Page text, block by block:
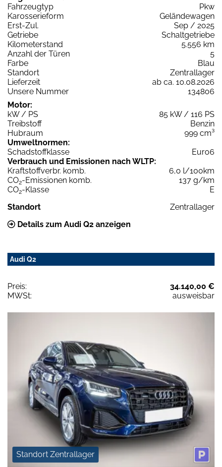
Fahrzeugtyp
Pkw
Karosserieform
Geländewagen
Erst-Zul.
Sep / 2025
Getriebe
Schaltgetriebe
Kilometerstand
5.556 km
Anzahl der Türen
5
Farbe
Blau
Standort
Zentrallager
Lieferzeit
ab ca. 10.08.2026
Unsere Nummer
134806
Motor:
kW / PS
85 kW / 116 PS
Treibstoff
Benzin
Hubraum
999 cm³
Umweltnormen:
Schadstoffklasse
Euro6
Verbrauch und Emissionen nach WLTP:
Kraftstoffverbr. komb.
6,0 l/100km
CO2-Emissionen komb.
137 g/km
CO2-Klasse
E
Standort
Zentrallager
Details zum Audi Q2 anzeigen
Audi Q2
Preis:
34.140,00 €
MWSt:
ausweisbar
Standort Zentrallager